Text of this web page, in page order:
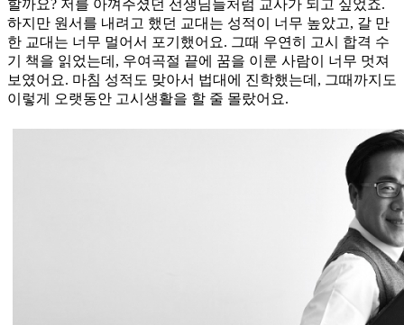
할까요? 저를 아껴주셨던 선생님들처럼 교사가 되고 싶었죠.
하지만 원서를 내려고 했던 교대는 성적이 너무 높았고, 갈 만
한 교대는 너무 멀어서 포기했어요. 그때 우연히 고시 합격 수
기 책을 읽었는데, 우여곡절 끝에 꿈을 이룬 사람이 너무 멋져
보였어요. 마침 성적도 맞아서 법대에 진학했는데, 그때까지도
이렇게 오랫동안 고시생활을 할 줄 몰랐어요.